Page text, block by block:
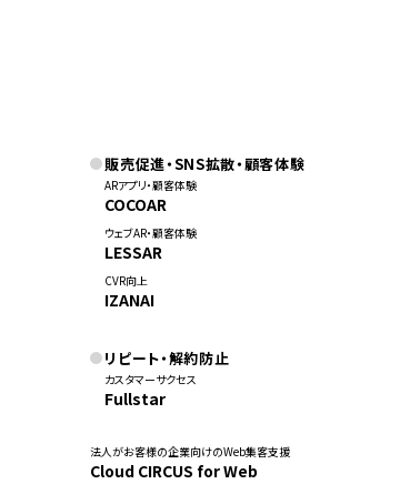
販売促進・SNS拡散・顧客体験
ARアプリ・顧客体験
COCOAR
ウェブAR・顧客体験
LESSAR
CVR向上
IZANAI
リピート・解約防止
カスタマーサクセス
Fullstar
法人がお客様の企業向けのWeb集客支援
Cloud CIRCUS for Web